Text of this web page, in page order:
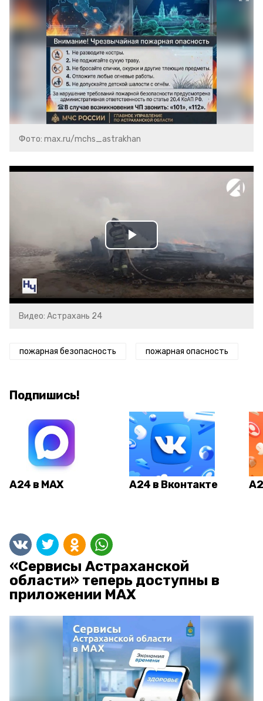
Фото: max.ru/mchs_astrakhan
Play
Video
Видео: Астрахань 24
пожарная безопасность пожарная опасность
Подпишись!
А24 в MAX А24 в Вконтакте
«Сервисы Астраханской
области» теперь доступны в
приложении MAX